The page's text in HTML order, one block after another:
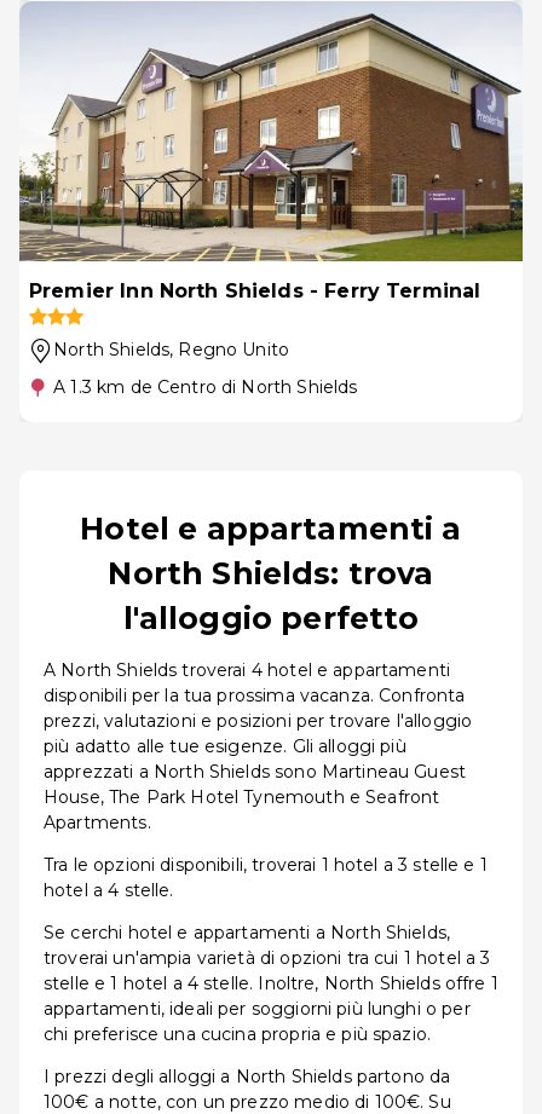
Premier Inn North Shields - Ferry Terminal
North Shields, Regno Unito
A 1.3 km de Centro di North Shields
Hotel e appartamenti a
North Shields: trova
l'alloggio perfetto
A North Shields troverai 4 hotel e appartamenti
disponibili per la tua prossima vacanza. Confronta
prezzi, valutazioni e posizioni per trovare l'alloggio
più adatto alle tue esigenze. Gli alloggi più
apprezzati a North Shields sono Martineau Guest
House, The Park Hotel Tynemouth e Seafront
Apartments.
Tra le opzioni disponibili, troverai 1 hotel a 3 stelle e 1
hotel a 4 stelle.
Se cerchi hotel e appartamenti a North Shields,
troverai un'ampia varietà di opzioni tra cui 1 hotel a 3
stelle e 1 hotel a 4 stelle. Inoltre, North Shields offre 1
appartamenti, ideali per soggiorni più lunghi o per
chi preferisce una cucina propria e più spazio.
I prezzi degli alloggi a North Shields partono da
100€ a notte, con un prezzo medio di 100€. Su